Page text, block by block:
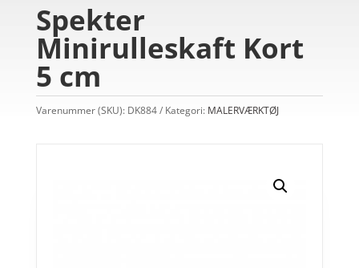
Spekter
Minirulleskaft Kort
5 cm
Varenummer (SKU): DK884 Kategori: MALERVÆRKTØJ